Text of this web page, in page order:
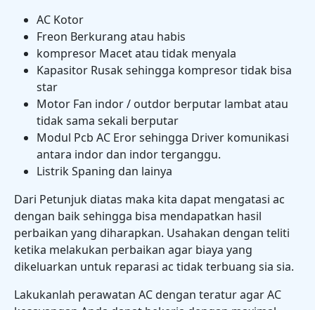
AC Kotor
Freon Berkurang atau habis
kompresor Macet atau tidak menyala
Kapasitor Rusak sehingga kompresor tidak bisa
star
Motor Fan indor / outdor berputar lambat atau
tidak sama sekali berputar
Modul Pcb AC Eror sehingga Driver komunikasi
antara indor dan indor terganggu.
Listrik Spaning dan lainya
Dari Petunjuk diatas maka kita dapat mengatasi ac
dengan baik sehingga bisa mendapatkan hasil
perbaikan yang diharapkan. Usahakan dengan teliti
ketika melakukan perbaikan agar biaya yang
dikeluarkan untuk reparasi ac tidak terbuang sia sia.
Lakukanlah perawatan AC dengan teratur agar AC